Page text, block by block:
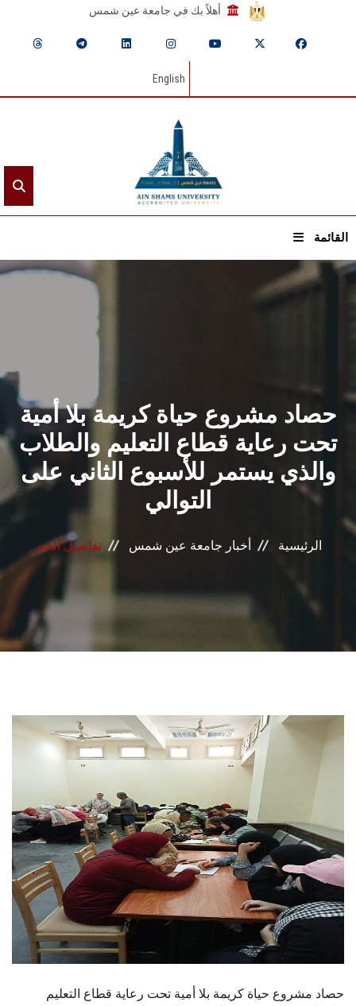
أهلاً بك في جامعة عين شمس
English
القائمة
القطاعـات
الشئون الأكاديمية
البحث العلمي
الرعاية الصحية
المراكز والوحدات
الأنظمة الذكية
الإعلام
الطلاب
هيئة التدريس
الدراسات العليا
الخريجين
الموظفون
الزائـرون
حصاد مشروع حياة كريمة بلا أمية
تحت رعاية قطاع التعليم والطلاب
والذي يستمر للأسبوع الثاني على
التوالي
الرئيسية أخبار جامعة عين شمس تفاصيل الخبر
حصاد مشروع حياة كريمة بلا أمية تحت رعاية قطاع التعليم